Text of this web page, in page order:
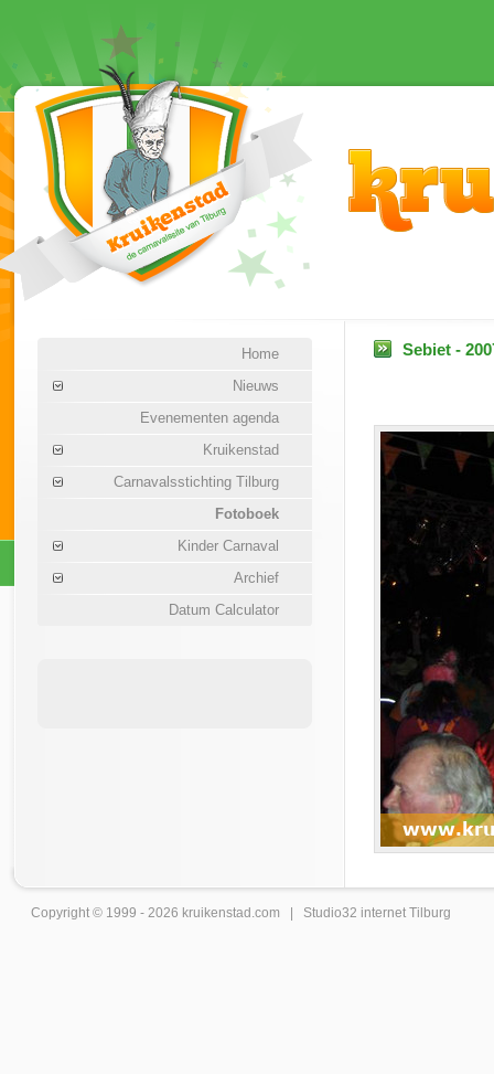
Home
Nieuws
Evenementen agenda
Kruikenstad
Carnavalsstichting Tilburg
Fotoboek
Kinder Carnaval
Archief
Datum Calculator
Sebiet -
Copyright © 1999 - 2026 kruikenstad .com | Studio32 internet Tilburg